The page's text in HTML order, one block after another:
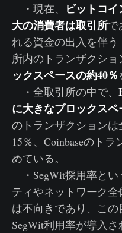
・現在、
ビットコ
大の消費者は取引所で
れる資金の出入を伴
所内のトランザクショ
ックスペースの約40％
・全取引所の中で、
に大きなブロックスペ
のトランザクション
15％、Coinbaseのト
めている。
・SegWit採用率とい
ティやネットワーク
は不向きであり、こ
SegWit利用率が導入さ